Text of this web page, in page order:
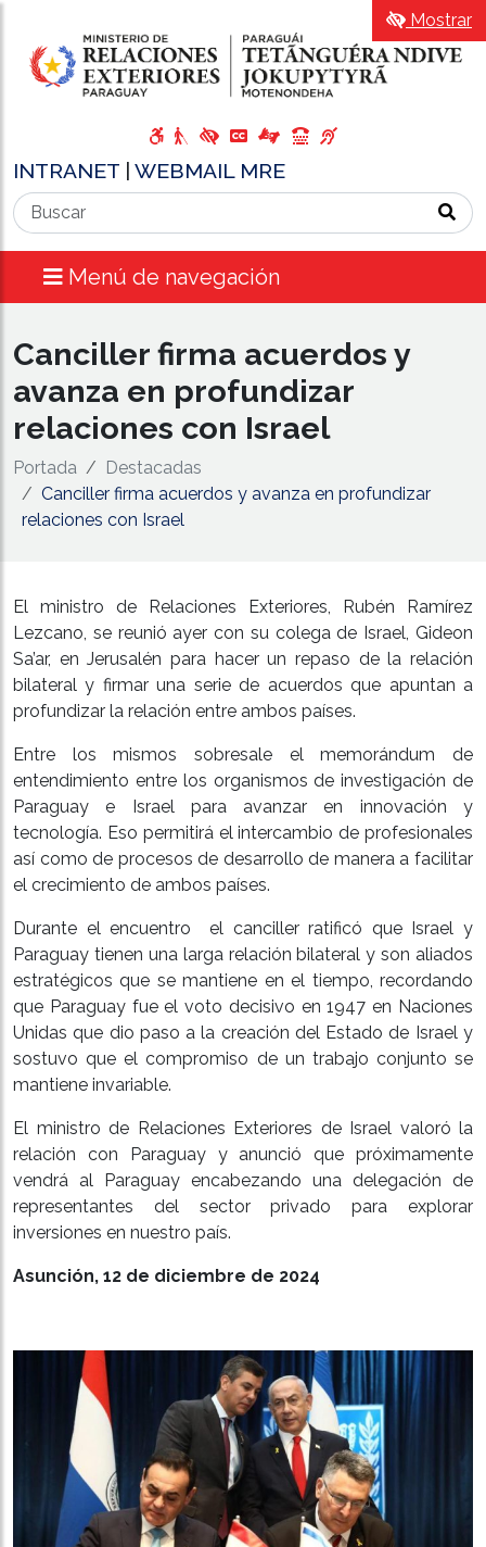
INTRANET WEBMAIL MRE
Menú de navegación
Mostrar
Canciller firma acuerdos y
avanza en profundizar
relaciones con Israel
Portada
Destacadas
Canciller firma acuerdos y avanza en profundizar
relaciones con Israel
El ministro de Relaciones Exteriores, Rubén Ramírez
Lezcano, se reunió ayer con su colega de Israel, Gideon
Sa’ar, en Jerusalén para hacer un repaso de la relación
bilateral y firmar una serie de acuerdos que apuntan a
profundizar la relación entre ambos países.
Entre los mismos sobresale el memorándum de
entendimiento entre los organismos de investigación de
Paraguay e Israel para avanzar en innovación y
tecnología. Eso permitirá el intercambio de profesionales
así como de procesos de desarrollo de manera a facilitar
el crecimiento de ambos países.
Durante el encuentro el canciller ratificó que Israel y
Paraguay tienen una larga relación bilateral y son aliados
estratégicos que se mantiene en el tiempo, recordando
que Paraguay fue el voto decisivo en 1947 en Naciones
Unidas que dio paso a la creación del Estado de Israel y
sostuvo que el compromiso de un trabajo conjunto se
mantiene invariable.
El ministro de Relaciones Exteriores de Israel valoró la
relación con Paraguay y anunció que próximamente
vendrá al Paraguay encabezando una delegación de
representantes del sector privado para explorar
inversiones en nuestro país.
Asunción, 12 de diciembre de 2024